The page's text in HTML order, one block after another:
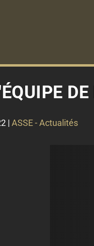
DE
| ASSE - Actualités